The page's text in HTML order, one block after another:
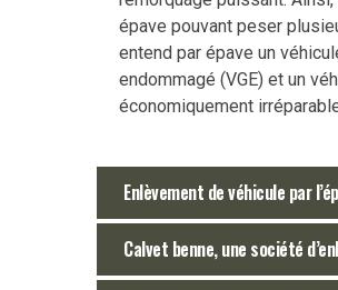
épave pouvant peser
entend par épave un
endommagé (VGE) et un
économiquement
Enlèvement de véhicule par
Calvet benne, une société